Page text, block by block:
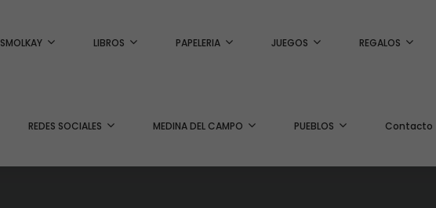
SMOLKAY LIBROS PAPELERIA JUEGOS REGALOS
REDES SOCIALES MEDINA DEL CAMPO PUEBLOS Contacto